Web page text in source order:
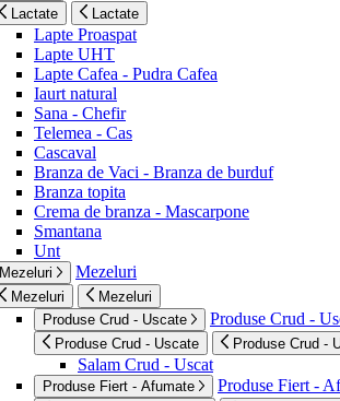
Lactate Lactate
Lapte Proaspat
Lapte UHT
Lapte Cafea - Pudra Cafea
Iaurt natural
Sana - Chefir
Telemea - Cas
Cascaval
Branza de Vaci - Branza de burduf
Branza topita
Crema de branza - Mascarpone
Smantana
Unt
Mezeluri Mezeluri
Mezeluri
Mezeluri
Produse Crud - Uscate
Produse Crud -
Produse Crud - Uscate Produse Crud -
Salam Crud - Uscat
Produse Fiert - Afumate Produse Fiert -